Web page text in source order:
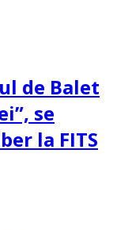
de Balet
se
la FITS